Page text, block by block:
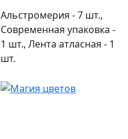
Альстромерия - 7 шт.,
Современная упаковка -
1 шт., Лента атласная - 1
шт.